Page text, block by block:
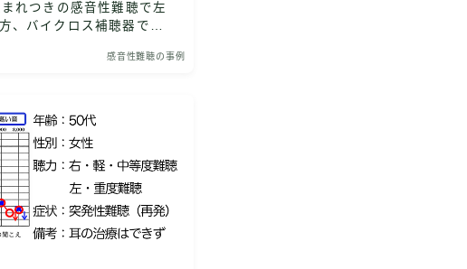
れつきの感音性難聴で左
、バイクロス補聴器で改
感音性難聴の事例